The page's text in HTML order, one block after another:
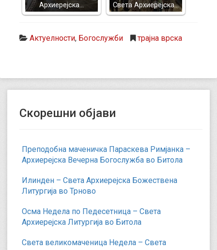
Архиерејска…
Света Архиерејска…
Актуелности, Богослужби трајна врска
Скорешни објави
Преподобна маченичка Параскева Римјанка –
Архиерејска Вечерна Богослужба во Битола
Илинден – Света Архиерејска Божествена
Литургија во Трново
Осма Недела по Педесетница – Света
Архиерејска Литургија во Битола
Света великомаченица Недела – Света